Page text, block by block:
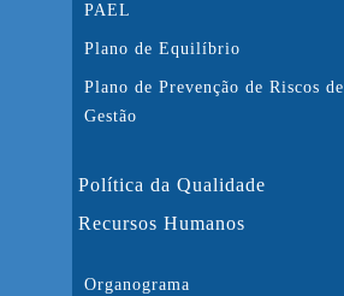
PAEL
Plano de Equilíbrio
Plano de Prevenção de Riscos de
Gestão
Política da Qualidade
Recursos Humanos
Organograma